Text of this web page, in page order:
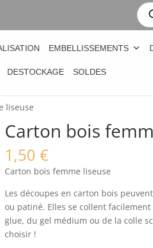
de
EMBELLISSEMENTS
DESTOCKAGE SOLDES
liseuse
Carton bois
1,50 €
Carton bois femme liseuse
Les découpes en carton bois
ou patiné. Elles se collent facilement
glue, du gel médium ou de la colle
choisir !